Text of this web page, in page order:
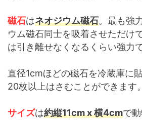
磁石はネオジウム磁石。最も強
ウム磁石同士を吸着させただけ
は引き離せなくなるくらい強力で
直径1cmほどの磁石を冷蔵庫に
20枚以上はさむことができます。
サイズは約縦11cm x 横4cmで